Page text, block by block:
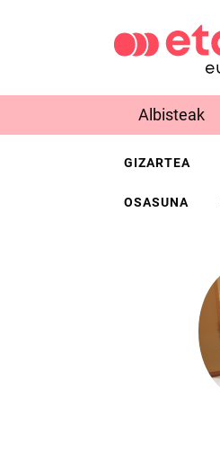
Albisteak
GIZARTEA
OSASUNA